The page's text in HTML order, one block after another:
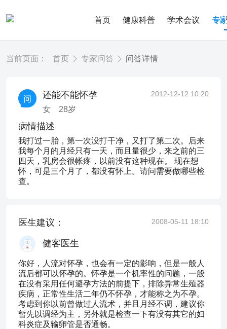
首页 健康科普 学术会议 专
当前页面： 首页 专家问答 问答详情
还能不能怀孕
女 28岁
2012-12-12 10:20
病情描述
我打过一胎，第一次没打干净，又打了第二次。后来
我每个月的月经只有一天，而且量很少，来之前的三
四天，乳房会很帐疼，以前没有这种现在。 现在想
怀，可是三个月了，都没有怀上。请问需要做哪些检
查。
医生建议： 2008-05-11 18:10
健客医生
你好，人流对怀孕，也会有一定的影响，但是一般人
流后都可以怀孕的。怀孕是一个机率性的问题，一般
在没有采用任何避孕方法的前提下，排除异常生殖器
疾病，正常性生活二年仍不怀孕，才能称之为不孕。
考虑到你以前曾做过人流术，并且月经不调，建议你
暂先以调经为主，另外就是检查一下有没有其它的妇
科炎症及输卵管是否通畅。